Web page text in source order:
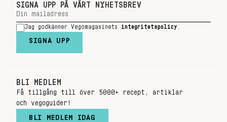
SIGNA UPP PÅ VÅRT NYHETSBREV
Jag godkänner Vegomagasinets integritetspolicy
SIGNA UPP
BLI MEDLEM
Få tillgång till över 5000+ recept, artiklar
och vegoguider!
BLI MEDLEM IDAG